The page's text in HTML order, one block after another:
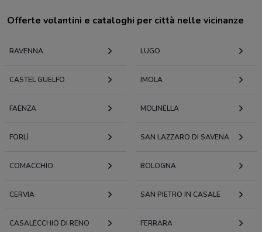
Offerte volantini e cataloghi per città nelle vicinanze
RAVENNA LUGO
CASTEL GUELFO IMOLA
FAENZA MOLINELLA
FORLÌ SAN LAZZARO DI SAVENA
COMACCHIO BOLOGNA
CERVIA SAN PIETRO IN CASALE
CASALECCHIO DI RENO FERRARA